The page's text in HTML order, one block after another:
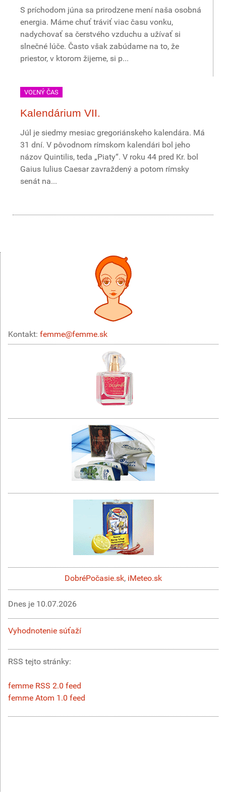
S príchodom júna sa prirodzene mení naša osobná
energia. Máme chuť tráviť viac času vonku,
nadychovať sa čerstvého vzduchu a užívať si
slnečné lúče. Často však zabúdame na to, že
priestor, v ktorom žijeme, si p...
VOĽNÝ ČAS
Kalendárium VII.
Júl je siedmy mesiac gregoriánskeho kalendára. Má
31 dní. V pôvodnom rímskom kalendári bol jeho
názov Quintilis, teda „Piaty“. V roku 44 pred Kr. bol
Gaius Iulius Caesar zavraždený a potom rímsky
senát na...
Kontakt: femme@femme.sk
DobréPočasie.sk, iMeteo.sk
Dnes je 10.07.2026
Vyhodnotenie súťaží
RSS tejto stránky:
femme RSS 2.0 feed
femme Atom 1.0 feed